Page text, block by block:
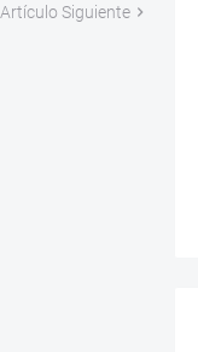
Artículo Siguiente